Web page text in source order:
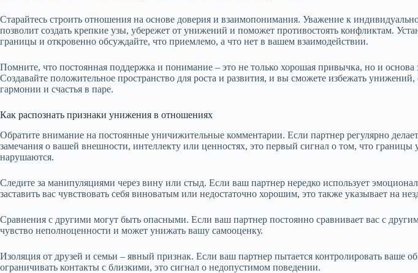
Старайтесь строить отношения на основе доверия и взаимопонимания. Уважение к
позволит создать крепкие узы, убережет от унижений и поможет противостоять конфликтам.
границы и откровенно обсуждайте, что приемлемо, а что нет в вашем взаимодействии.
Помните, что постоянная поддержка и понимание – это не только хорошая привычка, но и
Создавайте положительное пространство для роста и развития, и вы сможете избежать
гармонии и счастья в паре.
Как распознать признаки унижения в отношениях
Обратите внимание на постоянные уничижительные комментарии. Если партнер регулярно
замечания о вашей внешности, интеллекту или ценностях, это первый сигнал о том, что границы
нарушаются.
Следите за манипуляциями через вину или стыд. Если ваш партнер нередко использует
заставить вас чувствовать себя виноватым или недостаточно хорошим, это также указывает на
Сравнения с другими могут быть опасными. Если ваш партнер постоянно сравнивает вас с
чувство неполноценности и может унижать вашу самооценку.
Изоляция от друзей и семьи – явный признак. Если ваш партнер пытается контролировать ваше
ограничивать контакты с близкими, это сигнал о недопустимом поведении.